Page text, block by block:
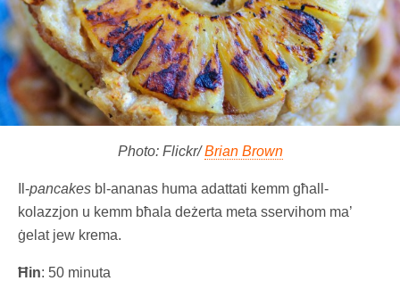
Photo: Flickr/Brian Brown
Il-pancakes bl-ananas huma adattati kemm għall-
kolazzjon u kemm bħala deżerta meta sservihom ma’
ġelat jew krema.
Ħin: 50 minuta